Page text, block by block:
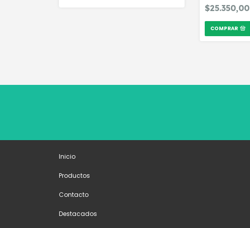
$25.350,00
COMPRAR
Inicio
Productos
Contacto
Destacados